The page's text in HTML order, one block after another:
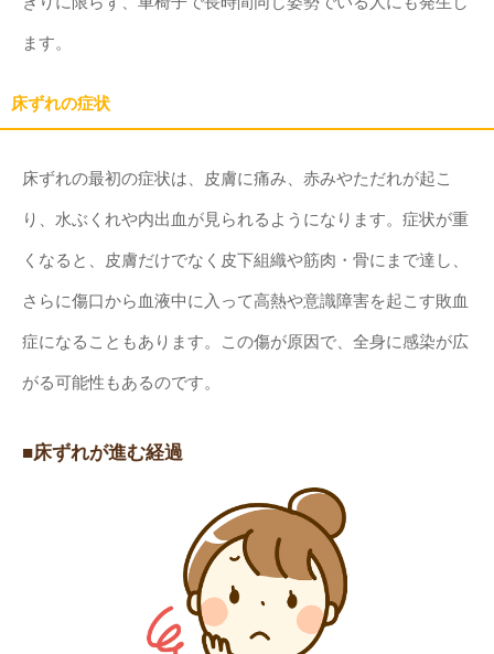
ます。
床ずれの症状
床ずれの最初の症状は、皮膚に痛み、赤みやただれが起こ
り、水ぶくれや内出血が見られるようになります。症状が重
くなると、皮膚だけでなく皮下組織や筋肉・骨にまで達し、
さらに傷口から血液中に入って高熱や意識障害を起こす敗血
症になることもあります。この傷が原因で、全身に感染が広
がる可能性もあるのです。
■床ずれが進む経過